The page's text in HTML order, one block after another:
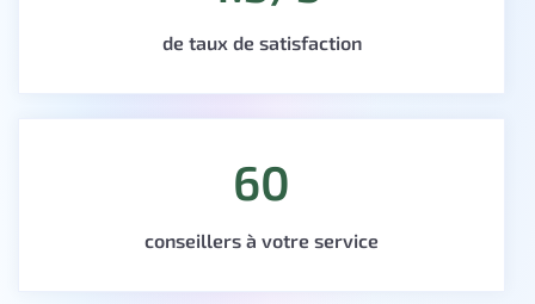
de taux de satisfaction
60
conseillers à votre service